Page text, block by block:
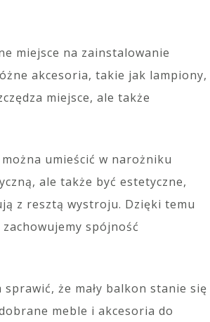
miejsce na zainstalowanie
akcesoria, takie jak lampiony,
miejsce, ale także
umieścić w narożniku
ale także być estetyczne,
z resztą wystroju. Dzięki temu
spójność
że mały balkon stanie się
meble i akcesoria do